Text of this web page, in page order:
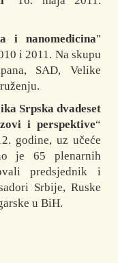
i nanomedicina"
i 2011. Na skupu
SAD, Velike
Srpska dvadeset
i perspektive“
godine, uz učeće
je 65 plenarnih
predsjednik i
Srbije, Ruske
u BiH.